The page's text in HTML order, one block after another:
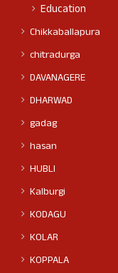
Education
Chikkaballapura
chitradurga
DAVANAGERE
DHARWAD
gadag
hasan
HUBLI
Kalburgi
KODAGU
KOLAR
KOPPALA